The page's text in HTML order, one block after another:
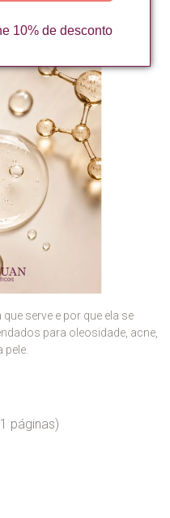
10% de desconto
o Queridinho do
serve e por que ela se
para oleosidade, acne,
páginas)